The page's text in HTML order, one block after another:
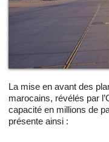
La mise en avant des plans d’expansion des principaux aéroports
marocains, révélés par
capacité en millions de
présente ainsi :